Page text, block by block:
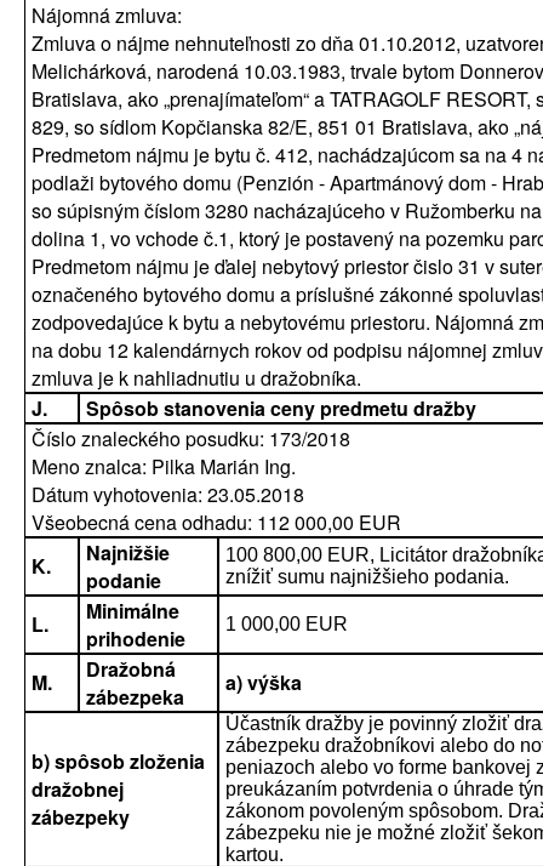
Nájomná zmluva:
Zmluva o nájme nehnuteľnosti zo dňa 01.10.2012,
Melichárková, narodená 10.03.1983, trvale bytom
Bratislava, ako „prenajímateľom“ a TATRAGOLF RESORT,
829, so sídlom Kopčianska 82/E, 851 01 Bratislava, ako
Predmetom nájmu je bytu č. 412, nachádzajúcom sa na 4
podlaži bytového domu (Penzión - Apartmánový dom -
so súpisným číslom 3280 nacházajúceho v Ružomberku
dolina 1, vo vchode č.1, ktorý je postavený na pozemku
Predmetom nájmu je ďalej nebytový priestor čislo 31 v
označeného bytového domu a príslušné zákonné
zodpovedajúce k bytu a nebytovému priestoru. Nájomná
na dobu 12 kalendárnych rokov od podpisu nájomnej
zmluva je k nahliadnutiu u dražobníka.
J.
Spôsob stanovenia ceny predmetu dražby
Číslo znaleckého posudku: 173/2018
Meno znalca: Pilka Marián Ing.
Dátum vyhotovenia: 23.05.2018
Všeobecná cena odhadu: 112 000,00 EUR
K.
Najnižšie
podanie
100 800,00 EUR, Licitátor
znížiť sumu najnižšieho podania.
L.
Minimálne
prihodenie
1 000,00 EUR
M.
Dražobná
zábezpeka
a) výška
b) spôsob zloženia
dražobnej
zábezpeky
Účastník dražby je povinný zložiť
zábezpeku dražobníkovi alebo do
peniazoch alebo vo forme bankovej
preukázaním potvrdenia o úhrade
zákonom povoleným spôsobom.
zábezpeku nie je možné zložiť
kartou.